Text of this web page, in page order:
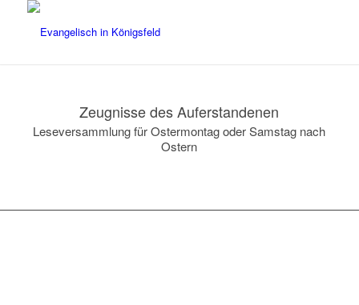
Zeugnisse des Auferstandenen
Leseversammlung für Ostermontag oder Samstag nach
Ostern